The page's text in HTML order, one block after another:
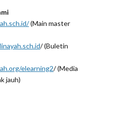
(Main master
/ (Buletin
elearning2/ (Media
jauh)